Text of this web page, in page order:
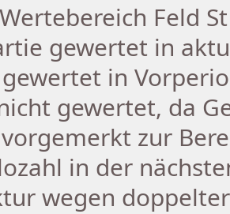
Wertebereich Feld
gewertet in
in
gewertet, da
vorgemerkt zur
in der
wegen